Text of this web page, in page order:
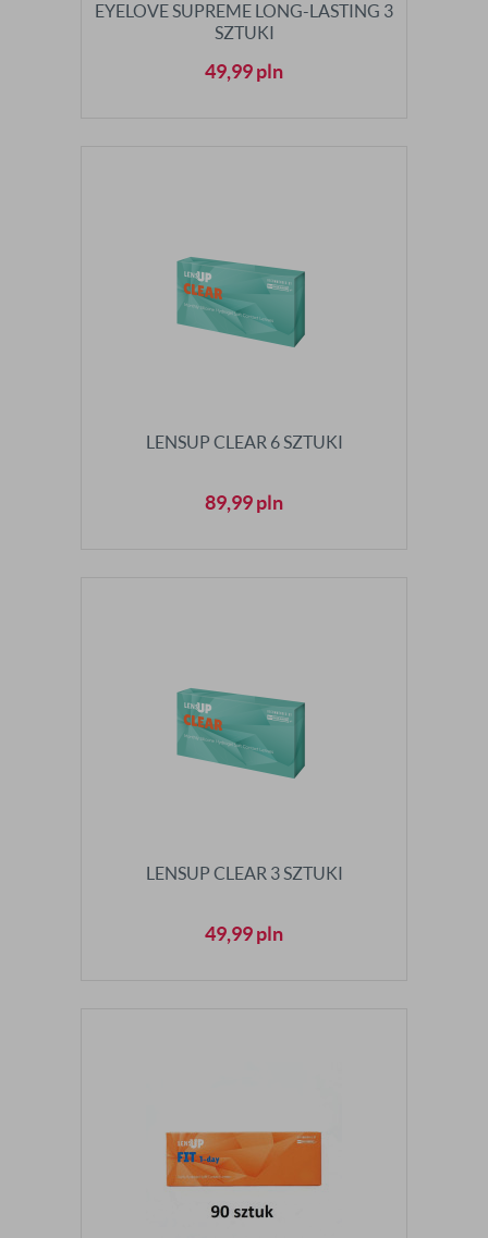
EYELOVE SUPREME LONG-LASTING 3
SZTUKI
49,99pln
LENSUP CLEAR 6 SZTUKI
89,99pln
LENSUP CLEAR 3 SZTUKI
49,99pln